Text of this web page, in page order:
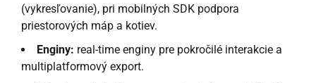
(vykresľovanie), pri mobilných SDK podpora
priestorových máp a kotiev.
Enginy: real-time enginy pre pokročilé interakcie a
multiplatformový export.